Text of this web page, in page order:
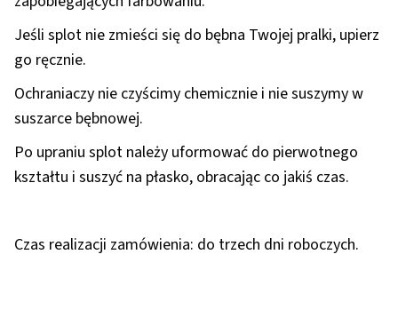
Jeśli splot nie zmieści się do bębna Twojej pralki, upierz
go ręcznie.
Ochraniaczy nie czyścimy chemicznie i nie suszymy w
suszarce bębnowej.
Po upraniu splot należy uformować do pierwotnego
kształtu i suszyć na płasko, obracając co jakiś czas.
Czas realizacji zamówienia: do trzech dni roboczych.